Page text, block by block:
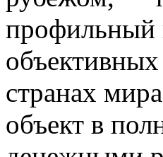
профильный
странах
объект в